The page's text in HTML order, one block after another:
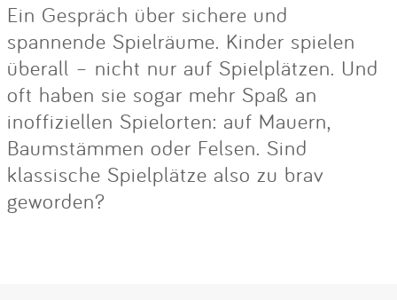
Ein Gespräch über sichere und
spannende Spielräume. Kinder spielen
überall – nicht nur auf Spielplätzen. Und
oft haben sie sogar mehr Spaß an
inoffiziellen Spielorten: auf Mauern,
Baumstämmen oder Felsen. Sind
klassische Spielplätze also zu brav
geworden?